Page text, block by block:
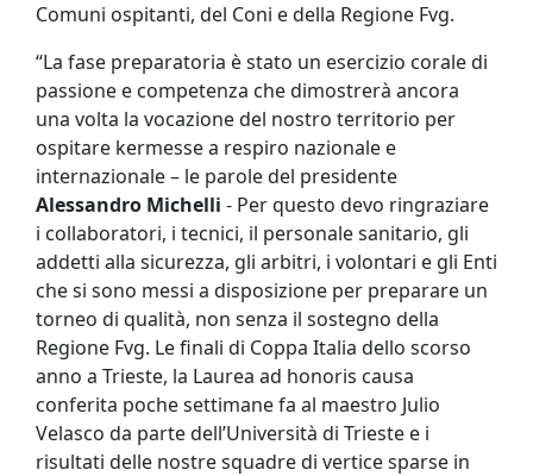
Comuni ospitanti, del Coni e della Regione Fvg.
“La fase preparatoria è stato un esercizio corale di
passione e competenza che dimostrerà ancora
una volta la vocazione del nostro territorio per
ospitare kermesse a respiro nazionale e
internazionale – le parole del presidente
Alessandro Michelli - Per questo devo ringraziare
i collaboratori, i tecnici, il personale sanitario, gli
addetti alla sicurezza, gli arbitri, i volontari e gli Enti
che si sono messi a disposizione per preparare un
torneo di qualità, non senza il sostegno della
Regione Fvg. Le finali di Coppa Italia dello scorso
anno a Trieste, la Laurea ad honoris causa
conferita poche settimane fa al maestro Julio
Velasco da parte dell’Università di Trieste e i
risultati delle nostre squadre di vertice sparse in